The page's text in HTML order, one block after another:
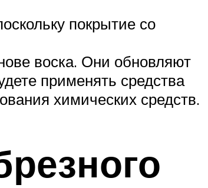
покрытие со
воска. Они обновляют
применять средства
химических средств.